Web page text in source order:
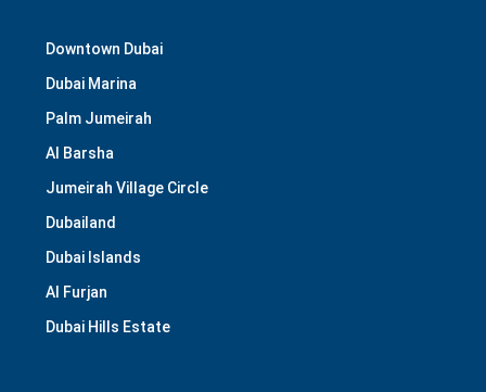
Downtown Dubai
Dubai Marina
Palm Jumeirah
Al Barsha
Jumeirah Village Circle
Dubailand
Dubai Islands
Al Furjan
Dubai Hills Estate